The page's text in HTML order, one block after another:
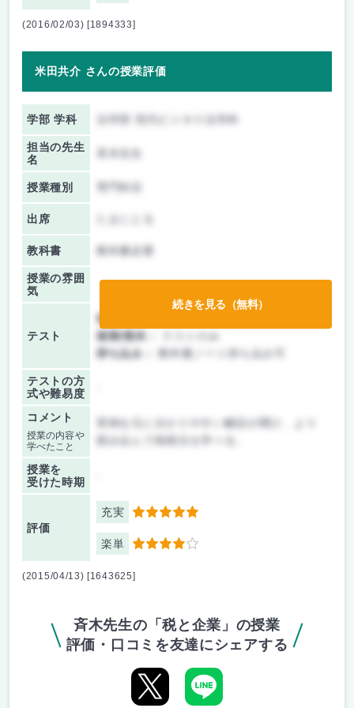
(2016/02/03) [1894333]
米田共介 さんの授業評価
学部 学科
担当の先生
名
授業種別
出席
教科書 教科書必要
授業の雰囲
気
テスト
前期/中間：
後期/期末：
持ち込み：
教科書ノート持ち込み可
テストの方
式や難易度
コメント
授業の内容や
学べたこと
実例を元に分かりやすい解説が聞け、より
授業を
受けた時期
評価
充実 5
楽単 4
続きを見る（無料）
(2015/04/13) [1643625]
斉木先生の「税と企業」の授業
評価・口コミを友達にシェアする